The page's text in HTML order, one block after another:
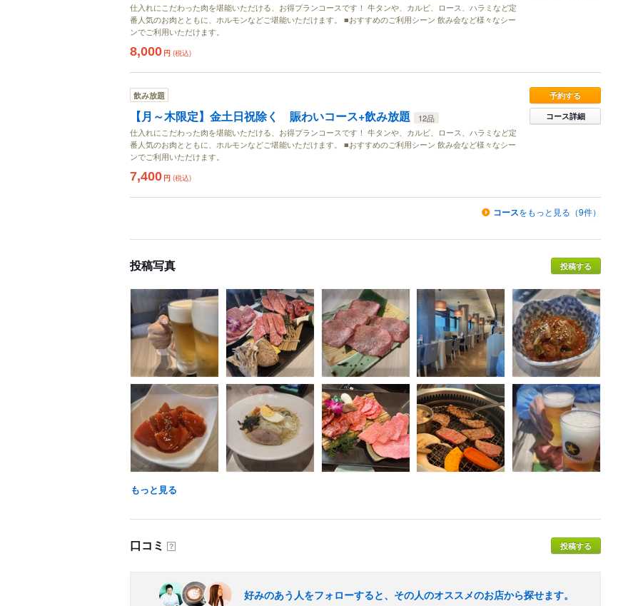
仕入れにこだわった肉を堪能いただける、お得プランコースです！ 牛タンや、カルビ、ロース、ハラミなど定
番人気のお肉とともに、ホルモンなどご堪能いただけます。 ■おすすめのご利用シーン 飲み会など様々なシー
ンでご利用いただけます。
8,000 円 (税込)
飲み放題
【月～木限定】金土日祝除く 賑わいコース+飲み放題
12品
仕入れにこだわった肉を堪能いただける、お得プランコースです！ 牛タンや、カルビ、ロース、ハラミなど定
番人気のお肉とともに、ホルモンなどご堪能いただけます。 ■おすすめのご利用シーン 飲み会など様々なシー
ンでご利用いただけます。
予約する
コース詳細
7,400 円 (税込)
コースをもっと見る（9件）
投稿写真 投稿する
もっと見る
口コミ ？ 投稿する
好みのあう人をフォローすると、その人のオススメのお店から探せます。